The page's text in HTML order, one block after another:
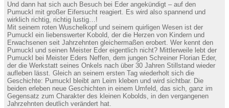
Und dann hat sich auch Besuch bei Eder angekündigt – auf den
Pumuckl mit großer Eifersucht reagiert. Es wird also spannend und
wirklich richtig, richtig lustig…!
Mit seinem roten Wuschelkopf und seinem quirligen Wesen ist der
Pumuckl ein liebenswerter Kobold, der die Herzen von Kindern und
Erwachsenen seit Jahrzehnten gleichermaßen erobert. Wer kennt den
Pumuckl und seinen Meister Eder eigentlich nicht? Mittlerweile lebt der
Pumuckl bei Meister Eders Neffen, dem jungen Schreiner Florian Eder,
der die Werkstatt seines Onkels nach über 30 Jahren Stillstand wieder
aufleben lässt. Gleich an seinem ersten Tag wiederholt sich die
Geschichte: Pumuckl bleibt am Leim kleben und wird sichtbar. Die
beiden erleben neue Geschichten in einem Umfeld, das sich, ganz im
Gegensatz zum Charakter des kleinen Kobolds, in den vergangenen
Jahrzehnten deutlich verändert hat.